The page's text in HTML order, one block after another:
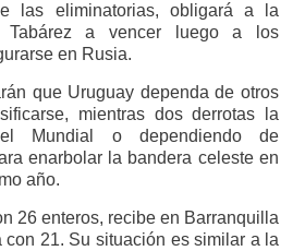
las eliminatorias, obligará a la
Tabárez a vencer luego a los
en Rusia.
que Uruguay dependa de otros
mientras dos derrotas la
Mundial o dependiendo de
enarbolar la bandera celeste en
año.
26 enteros, recibe en Barranquilla
con 21. Su situación es similar a la